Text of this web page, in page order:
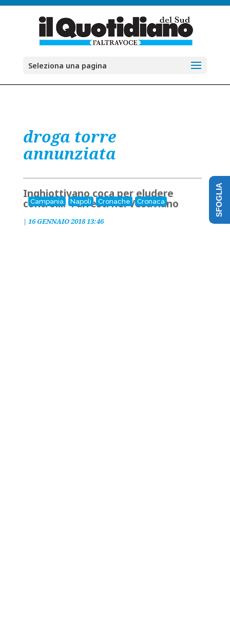
Seleziona una pagina
droga torre
annunziata
Campania Napoli Cronache Cronaca
Inghiottivano coca per eludere
controlli: 4 arresti nel Vesuviano
| 16 GENNAIO 2018 13:46
SFOGLIA